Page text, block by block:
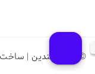
© ۲۰۲۶ لندین | ساخت صفحه فرود | لندینگ پیج ساز